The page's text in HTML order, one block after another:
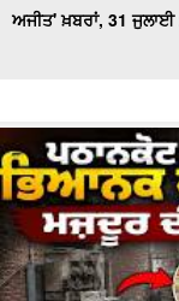
ਅਜੀਤ' ਖ਼ਬਰਾਂ, 31 ਜੁਲਾਈ